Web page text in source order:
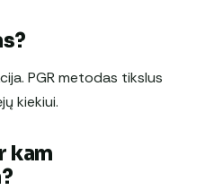
PGR metodas tikslus
kiekiui.
kam